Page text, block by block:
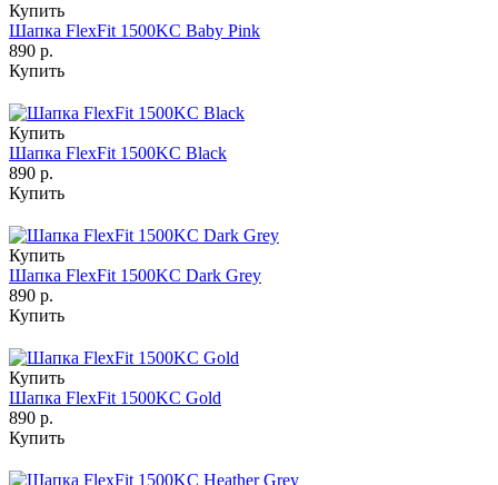
Купить
Шапка FlexFit 1500KC Baby Pink
890 р.
Купить
Купить
Шапка FlexFit 1500KC Black
890 р.
Купить
Купить
Шапка FlexFit 1500KC Dark Grey
890 р.
Купить
Купить
Шапка FlexFit 1500KC Gold
890 р.
Купить